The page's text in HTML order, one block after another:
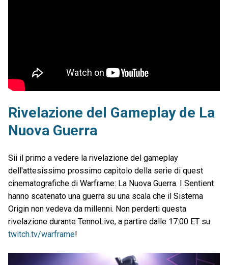
Rivelazione del Gameplay de La
Nuova Guerra
Sii il primo a vedere la rivelazione del gameplay
dell'attesissimo prossimo capitolo della serie di quest
cinematografiche di Warframe: La Nuova Guerra. I Sentient
hanno scatenato una guerra su una scala che il Sistema
Origin non vedeva da millenni. Non perderti questa
rivelazione durante TennoLive, a partire dalle 17:00 ET su
twitch.tv/warframe!